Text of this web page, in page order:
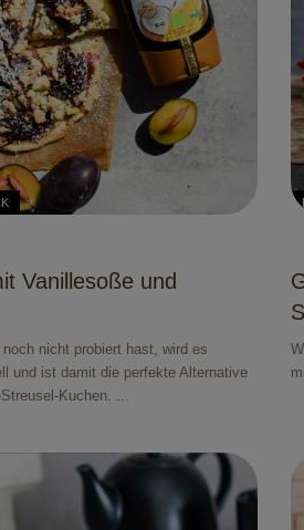
Vanillesoße und
nicht probiert hast, wird es
und ist damit die perfekte Alternative
Kuchen. ...